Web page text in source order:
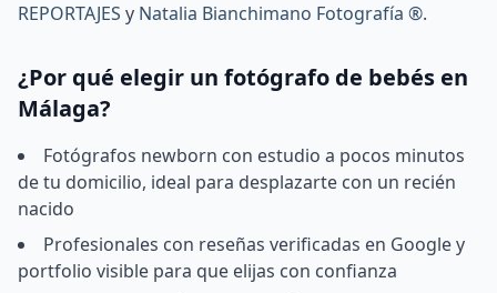
REPORTAJES y Natalia Bianchimano Fotografía ®.
¿Por qué elegir un fotógrafo de bebés en
Málaga?
Fotógrafos newborn con estudio a pocos minutos
de tu domicilio, ideal para desplazarte con un recién
nacido
Profesionales con reseñas verificadas en Google y
portfolio visible para que elijas con confianza